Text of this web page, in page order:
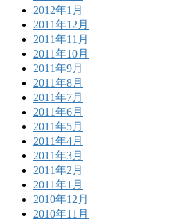
2012年1月
2011年12月
2011年11月
2011年10月
2011年9月
2011年8月
2011年7月
2011年6月
2011年5月
2011年4月
2011年3月
2011年2月
2011年1月
2010年12月
2010年11月